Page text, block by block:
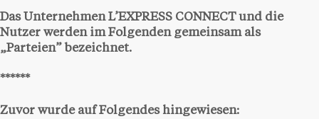
Das Unternehmen L’EXPRESS CONNECT und die
Nutzer werden im Folgenden gemeinsam als
„Parteien” bezeichnet.
******
Zuvor wurde auf Folgendes hingewiesen: